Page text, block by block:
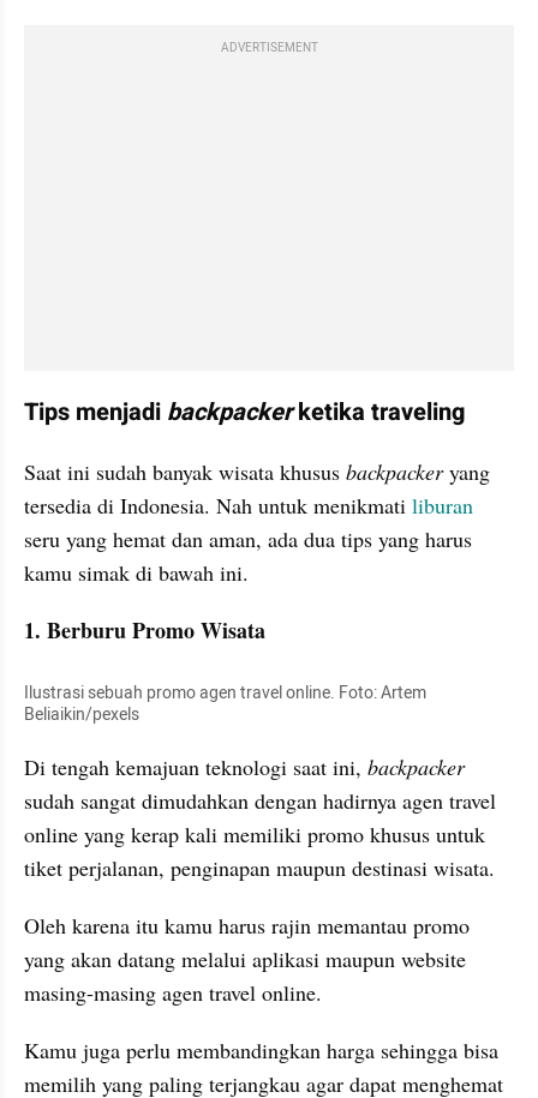
ADVERTISEMENT
Tips menjadi backpacker ketika traveling
Saat ini sudah banyak wisata khusus backpacker yang
tersedia di Indonesia. Nah untuk menikmati liburan
seru yang hemat dan aman, ada dua tips yang harus
kamu simak di bawah ini.
1. Berburu Promo Wisata
Ilustrasi sebuah promo agen travel online. Foto: Artem
Beliaikin/pexels
Di tengah kemajuan teknologi saat ini, backpacker
sudah sangat dimudahkan dengan hadirnya agen travel
online yang kerap kali memiliki promo khusus untuk
tiket perjalanan, penginapan maupun destinasi wisata.
Oleh karena itu kamu harus rajin memantau promo
yang akan datang melalui aplikasi maupun website
masing-masing agen travel online.
Kamu juga perlu membandingkan harga sehingga bisa